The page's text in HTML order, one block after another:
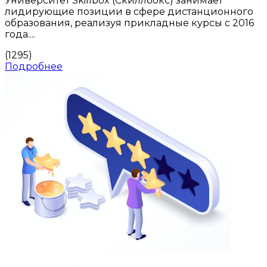
лидирующие позиции в сфере дистанционного
образования, реализуя прикладные курсы с 2016
года....
(1295)
Подробнее